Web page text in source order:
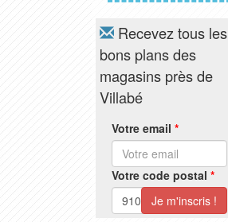
Recevez tous les
bons plans des
magasins près de
Villabé
Votre email *
Votre code postal *